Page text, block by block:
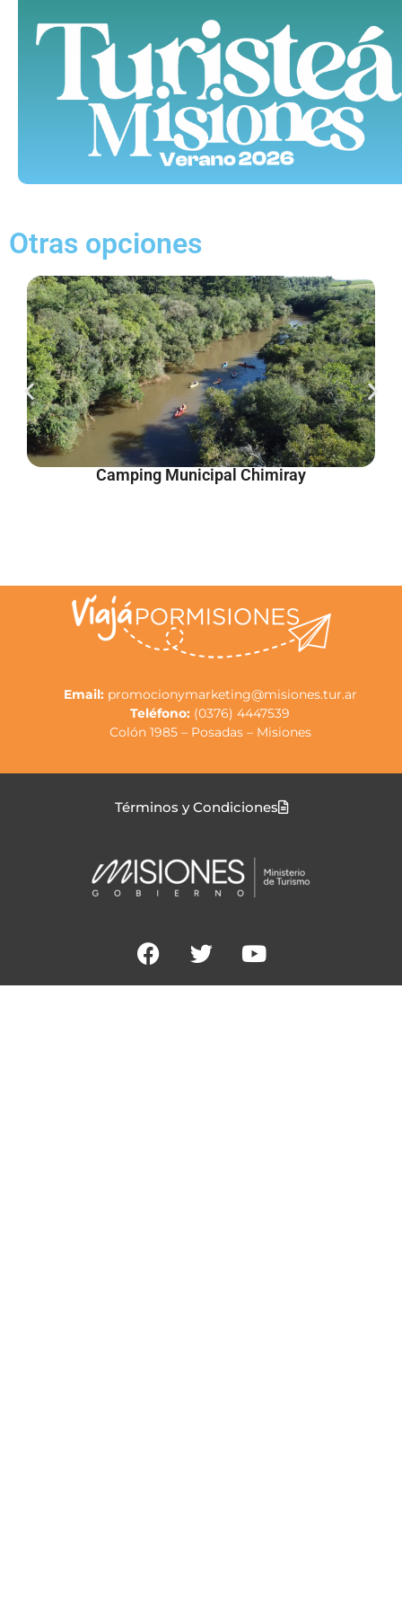
Otras opciones
Camping Municipal Chimiray
Email:promocionymarketing@misiones.tur.ar
Teléfono: (0376) 4447539
Colón 1985 – Posadas – Misiones
Términos y Condiciones